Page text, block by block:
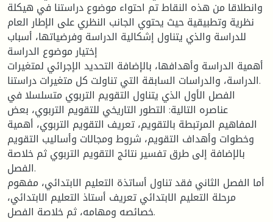
وانطلاقا من هذه النقاط تم احتواء موضوع دراستنا في هيكلة
نظرية وتطبيقية حيث يحتوي الجانب النظري على الإطار العام
للدراسة والذي يتناول إشكالية الدراسة وفرضياتها، أسباب
إختيار موضوع الدراسة
أهمية الدراسة وأهدافها، بالإضافة التحديد الإجرائي لمتغيرات
الدراسة، والدراسات السابقة التي تناولت كل متغيرات دراستنا.
الفصل الأول الذي يتناول التقويم التربوي متسلسلا في
عناصره التالية: التطور التاريخي للتقويم التربوي، بعض
المفاهيم المرتبطة بالتقويم، تعريف التقويم التربوي، أهمية
وخطوات وأهداف التقويم، شروط ومجالات وأساليب التقويم
بالإضافة إلى طرق تفسير نتائج التقويم التربوي ثم خلاصة
الفصل.
أما الفصل الثاني فقد تناول أساتذة التعليم الابتدائي، مفهوم
مرحلة التعليم الابتدائي تعريف أستاذ التعليم الابتدائي،
خصائصه ومهامه، ثم خلاصة الفصل.